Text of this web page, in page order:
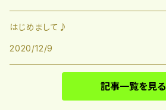
はじめまして♪
2020/12/9
記事一覧を見る